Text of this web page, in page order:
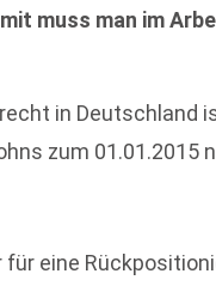
muss man im
in Deutschland
zum 01.01.2015
eine